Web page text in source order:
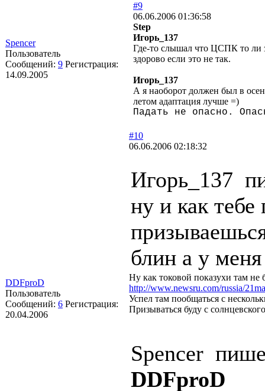
Spencer
Пользователь
Сообщений: 9 Регистрация:
14.09.2005
#9
06.06.2006 01:36:58
Step
Игорь_137
Где-то слышал что ЦСПК то ли
здорово если это не так.
Игорь_137
А я наоборот должен был в
летом адаптация лучше =)
Падать не опасно.
DDFproD
Пользователь
Сообщений: 6 Регистрация:
20.04.2006
#10
06.06.2006 02:18:32
Игорь_137
ну и как тебе
блин а у
Ну как токовой показухи там
http://www.newsru.com/russia/
Успел там пообщаться с
Призываться буду с
Spencer
DDFproD